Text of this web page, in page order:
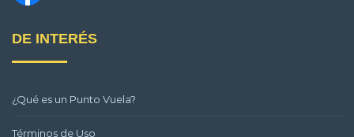
DE INTERÉS
¿Qué es un Punto Vuela?
Términos de Uso